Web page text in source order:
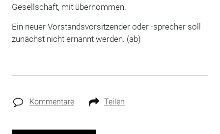
Gesellschaft, mit übernommen.
Ein neuer Vorstandsvorsitzender oder -sprecher soll
zunächst nicht ernannt werden. (ab)
Kommentare Teilen